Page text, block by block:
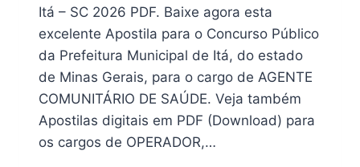
Itá – SC 2026 PDF. Baixe agora esta
excelente Apostila para o Concurso Público
da Prefeitura Municipal de Itá, do estado
de Minas Gerais, para o cargo de AGENTE
COMUNITÁRIO DE SAÚDE. Veja também
Apostilas digitais em PDF (Download) para
os cargos de OPERADOR,…